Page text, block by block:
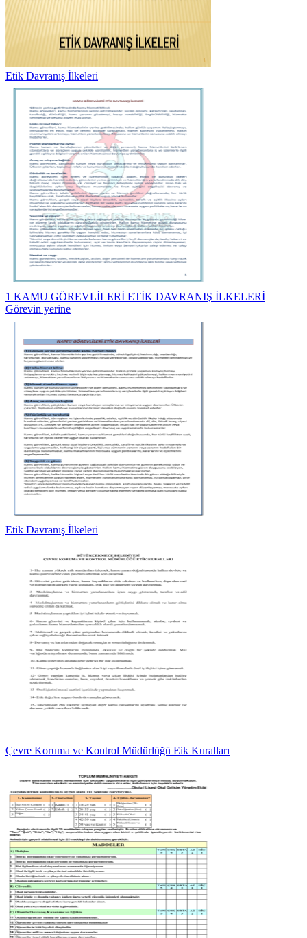
Etik Davranış İlkeleri
1 KAMU GÖREVLİLERİ ETİK DAVRANIŞ İLKELERİ
Görevin yerine
Etik Davranış İlkeleri
Çevre Koruma ve Kontrol Müdürlüğü Eik Kuralları